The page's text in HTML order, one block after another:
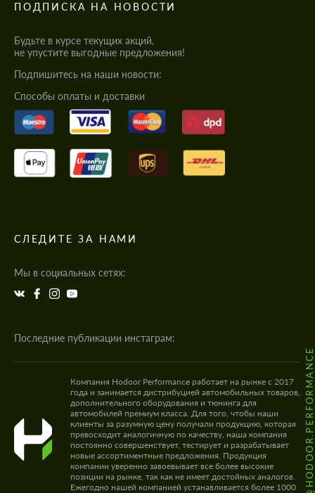
ПОДПИСКА НА НОВОСТИ
Будьте в курсе текущих акций,
не упустите выгодные предложения!
Подпишитесь на наши новости:
Cпособы оплаты и доставки
СЛЕДИТЕ ЗА НАМИ
Мы в социальных сетях:
Последние публикации инстаграм:
@HODOOR.PERFORMANCE
Компания Hodoor Performance работает на рынке с 2017
года и занимается дистрибуцией автомобильных товаров,
дополнительного оборудования и тюнинга для
автомобилей премиум класса. Для того, чтобы наши
клиенты за разумную цену получали продукцию, которая
превосходит аналогичную по качеству, наша компания
постоянно совершенствует, тестирует и разрабатывает
новые ассортиментные предложения. Продукция
компании уверенно завоевывает все более высокие
позиции на рынке, так как не имеет достойных аналогов.
Ежегодно нашей компанией устанавливается более 1000